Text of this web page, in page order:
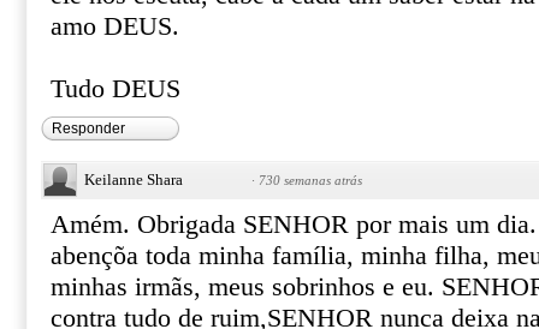
amo DEUS.
Tudo DEUS
Responder
Keilanne Shara · 730 semanas atrás
Amém. Obrigada SENHOR por mais um
abençõa toda minha família, minha filha,
minhas irmãs, meus sobrinhos e eu.
contra tudo de ruim,SENHOR nunca deixa